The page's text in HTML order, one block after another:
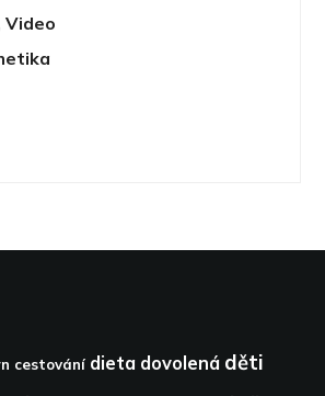
Video
cestování dieta dovolená děti